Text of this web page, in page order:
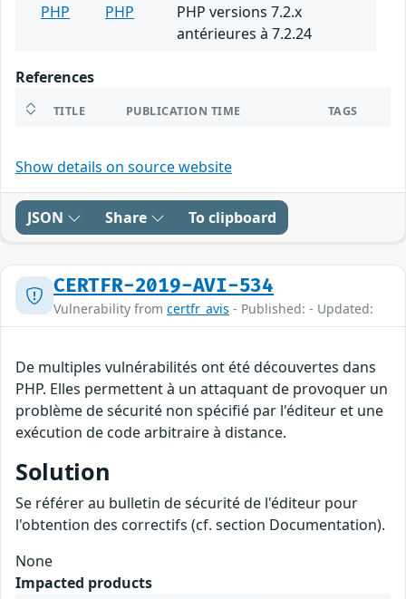
PHP
PHP
PHP versions 7.2.x
antérieures à 7.2.24
References
TITLE PUBLICATION TIME TAGS
Show details on source website
JSON Share To clipboard
CERTFR-2019-AVI-534
Vulnerability from certfr_avis - Published: - Updated:
De multiples vulnérabilités ont été découvertes dans
PHP. Elles permettent à un attaquant de provoquer un
problème de sécurité non spécifié par l'éditeur et une
exécution de code arbitraire à distance.
Solution
Se référer au bulletin de sécurité de l'éditeur pour
l'obtention des correctifs (cf. section Documentation).
None
Impacted products